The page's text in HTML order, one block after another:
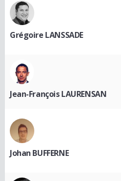
Grégoire LANSSADE
Jean-François LAURENSAN
Johan BUFFERNE